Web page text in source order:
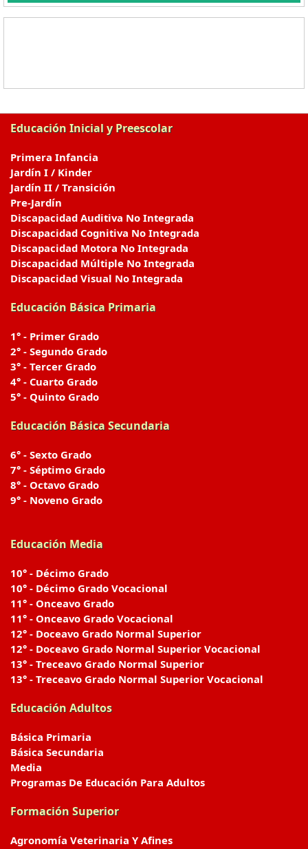
Educación Inicial y Preescolar
Primera Infancia
Jardín I / Kinder
Jardín II / Transición
Pre-Jardín
Discapacidad Auditiva No Integrada
Discapacidad Cognitiva No Integrada
Discapacidad Motora No Integrada
Discapacidad Múltiple No Integrada
Discapacidad Visual No Integrada
Educación Básica Primaria
1° - Primer Grado
2° - Segundo Grado
3° - Tercer Grado
4° - Cuarto Grado
5° - Quinto Grado
Educación Básica Secundaria
6° - Sexto Grado
7° - Séptimo Grado
8° - Octavo Grado
9° - Noveno Grado
Educación Media
10° - Décimo Grado
10° - Décimo Grado Vocacional
11° - Onceavo Grado
11° - Onceavo Grado Vocacional
12° - Doceavo Grado Normal Superior
12° - Doceavo Grado Normal Superior Vocacional
13° - Treceavo Grado Normal Superior
13° - Treceavo Grado Normal Superior Vocacional
Educación Adultos
Básica Primaria
Básica Secundaria
Media
Programas De Educación Para Adultos
Formación Superior
Agronomía Veterinaria Y Afines